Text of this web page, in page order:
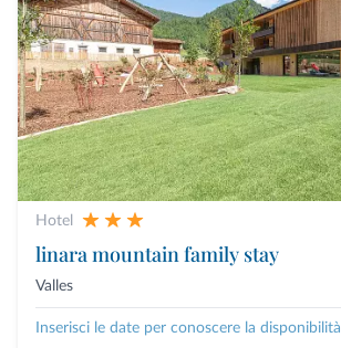
Hotel
linara mountain family stay
Valles
Inserisci le date per conoscere la disponibilità